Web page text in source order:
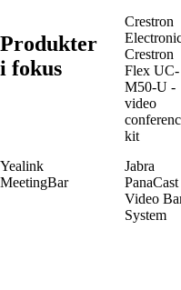
Produkter
i fokus
Crestron
Crestron
Flex UC-
M50-U -
video
kit
Yealink
MeetingBar
Jabra
Video
System